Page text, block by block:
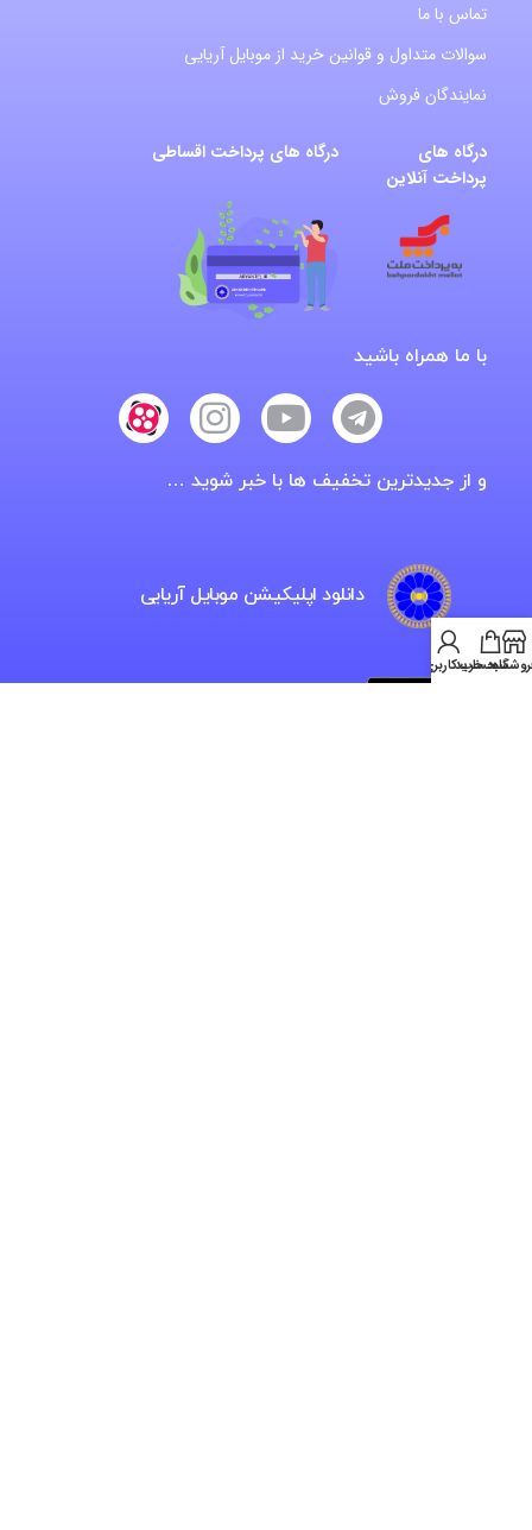
تماس با ما
سوالات متداول و قوانین خرید از موبایل آریایی
نمایندگان فروش
درگاه های
پرداخت آنلاین
درگاه های پرداخت اقساطی
با ما همراه باشید
و از جدیدترین تخفیف ها با خبر شوید …
دانلود اپلیکیشن موبایل آریایی
سبد خرید
حساب کاربری من